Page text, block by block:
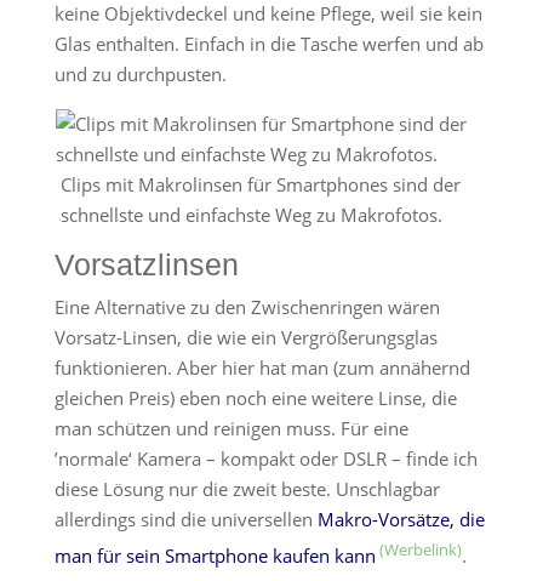
keine Objektivdeckel und keine Pflege, weil sie kein
Glas enthalten. Einfach in die Tasche werfen und ab
und zu durchpusten.
Clips mit Makrolinsen für Smartphones sind der
schnellste und einfachste Weg zu Makrofotos.
Vorsatzlinsen
Eine Alternative zu den Zwischenringen wären
Vorsatz-Linsen, die wie ein Vergrößerungsglas
funktionieren. Aber hier hat man (zum annähernd
gleichen Preis) eben noch eine weitere Linse, die
man schützen und reinigen muss. Für eine
’normale‘ Kamera – kompakt oder DSLR – finde ich
diese Lösung nur die zweit beste. Unschlagbar
allerdings sind die universellen Makro-Vorsätze, die
man für sein Smartphone kaufen kann
.